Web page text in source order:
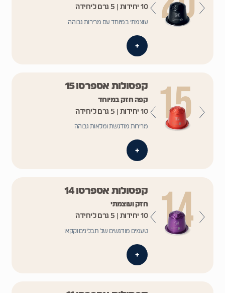
10 יחידות | 5 גרם ליחידה
עוצמתי במיוחד עם מרירות גבוהה
+
קפסולות אספרסו 15
קפה חזק במיוחד
10 יחידות | 5 גרם ליחידה
מרירות מודגשת ומלאות גבוהה
+
קפסולות אספרסו 14
חזק ועוצמתי
10 יחידות | 5 גרם ליחידה
טעמים מודגשים של תבלינים וקקאו
+